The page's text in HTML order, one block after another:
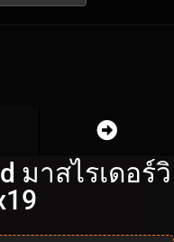
มาสไรเดอร์วิ